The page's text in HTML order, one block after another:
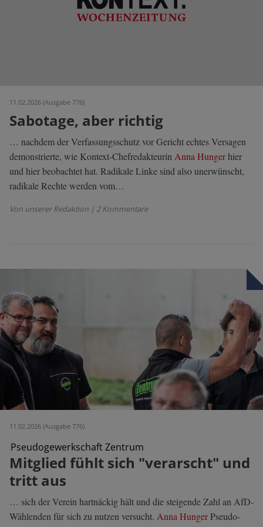
11.02.2026 (Ausgabe 776)
Sabotage, aber richtig
… nachdem der Verfassungsschutz vor Gericht echtes Versagen
demonstrierte, wie Kontext-ChefredakteurinAnna Hungerhier
und hier beobachtet hat. Radikale Linke sind also unerwünscht,
radikale Rechte werden vom…
Von unserer Redaktion | 2 Kommentare
11.02.2026 (Ausgabe 776)
Pseudogewerkschaft Zentrum
Mitglied fühlt sich "verarscht" und
tritt aus
… sich der Verein hartnäckig hält und die steigende Zahl an AfD-
Wählenden für sich zu nutzen versucht. Anna HungerPseudo-